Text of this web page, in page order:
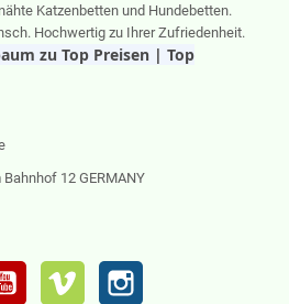
Katzenbetten und Hundebetten.
Hochwertig zu Ihrer Zufriedenheit.
zu Top Preisen | Top
12 GERMANY
YouTube Vimeo